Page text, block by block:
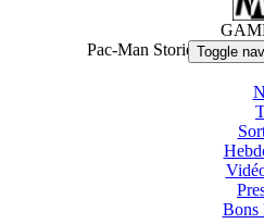
Toggle
Bons
Pac-Man Stories